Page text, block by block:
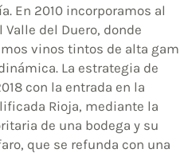
En 2010 incorporamos al
Valle del Duero, donde
vinos tintos de alta
La estrategia de
con la entrada en la
Rioja, mediante la
de una bodega y su
que se refunda con una